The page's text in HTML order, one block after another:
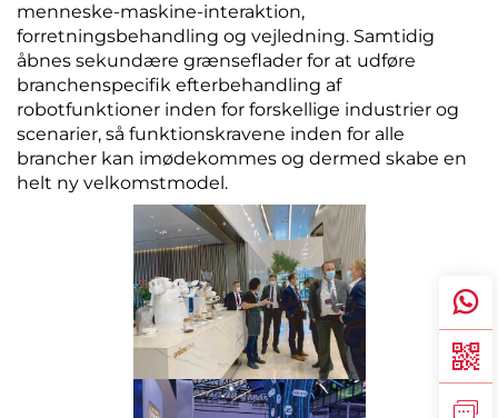
menneske-maskine-interaktion,
forretningsbehandling og vejledning. Samtidig
åbnes sekundære grænseflader for at udføre
branchenspecifik efterbehandling af
robotfunktioner inden for forskellige industrier og
scenarier, så funktionskravene inden for alle
brancher kan imødekommes og dermed skabe en
helt ny velkomstmodel.